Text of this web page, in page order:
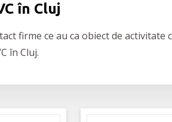
în Cluj
firme ce au ca obiect de activitate
în Cluj.